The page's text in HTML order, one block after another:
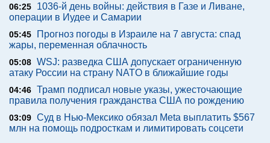
06:25
1036-й день войны: действия в Газе и Ливане,
операции в Иудее и Самарии
05:45
Прогноз погоды в Израиле на 7 августа: спад
жары, переменная облачность
05:08 WSJ: разведка США допускает ограниченную
атаку России на страну NATO в ближайшие годы
04:46 Трамп подписал новые указы, ужесточающие
правила получения гражданства США по рождению
03:09 Суд в Нью-Мексико обязал Meta выплатить $567
млн на помощь подросткам и лимитировать соцсети